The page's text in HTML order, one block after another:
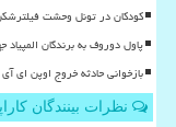
کودکان در تونل وحشت
پاول دوروف به برندگان
بازخوانی حادثه خروج اوپن ای آی
نظرات بینندگان